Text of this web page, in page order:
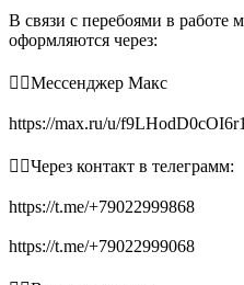
В связи с перебоями в работе
оформляются через:
👉🏻Мессенджер Макс
https://max.ru/u/
👉🏻Через контакт в телеграмм:
https://t.me/+79022999868
https://t.me/+79022999068